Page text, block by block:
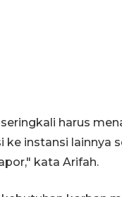
harus
instansi lainnya
kata Arifah.